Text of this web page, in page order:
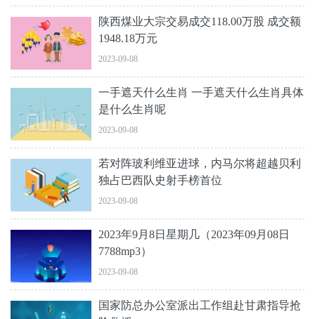
陕西煤业大宗交易成交118.00万股 成交额
1948.18万元
2023-09-08
一手遮天什么生肖 一手遮天什么生肖具体
是什么生肖呢
2023-09-08
若对阵玻利维亚进球，内马尔将超越贝利
独占巴西队史射手榜首位
2023-09-08
2023年9月8日星期几（2023年09月08日
7788mp3）
2023-09-08
国家防总办公室派出工作组赴甘肃指导抢